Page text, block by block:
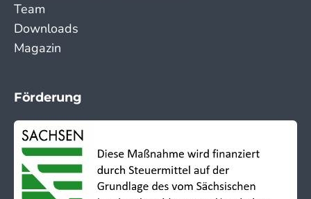
Team
Downloads
Magazin
Förderung